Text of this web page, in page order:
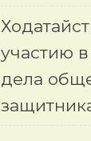
участию
дела